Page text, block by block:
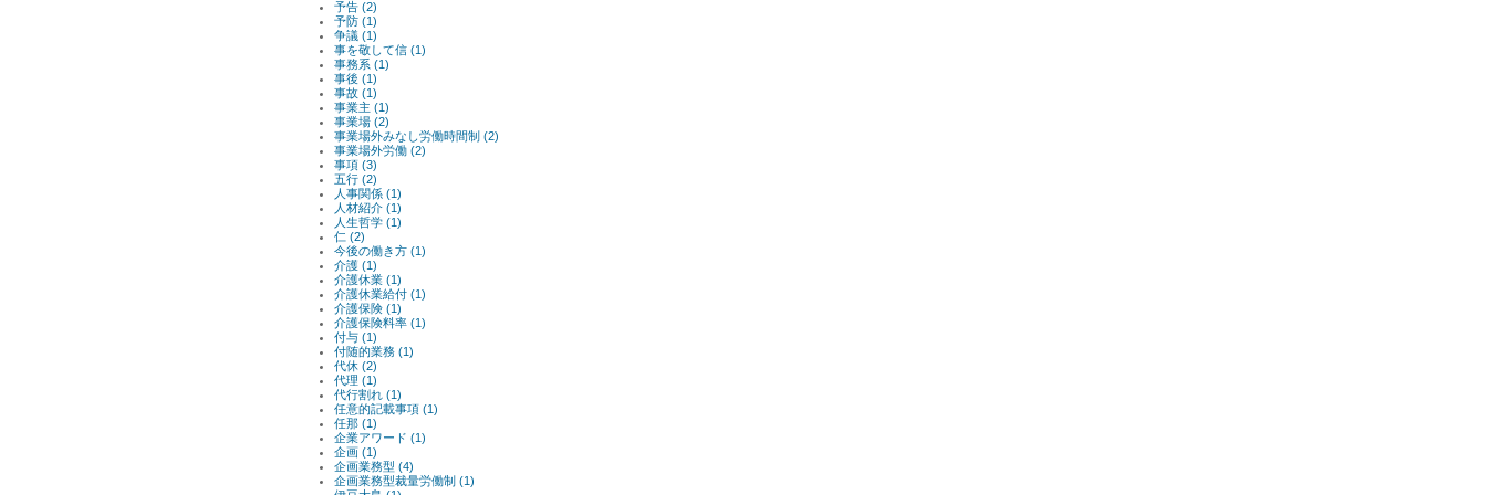
予告 (2)
予防 (1)
争議 (1)
事を敬して信 (1)
事務系 (1)
事後 (1)
事故 (1)
事業主 (1)
事業場 (2)
事業場外みなし労働時間制 (2)
事業場外労働 (2)
事項 (3)
五行 (2)
人事関係 (1)
人材紹介 (1)
人生哲学 (1)
仁 (2)
今後の働き方 (1)
介護 (1)
介護休業 (1)
介護休業給付 (1)
介護保険 (1)
介護保険料率 (1)
付与 (1)
付随的業務 (1)
代休 (2)
代理 (1)
代行割れ (1)
任意的記載事項 (1)
任那 (1)
企業アワード (1)
企画 (1)
企画業務型 (4)
企画業務型裁量労働制 (1)